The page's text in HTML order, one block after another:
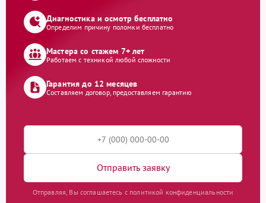
Диагностика и осмотр бесплатно
Определим причину поломки бесплатно
Мастера со стажем 7+ лет
Работаем с техникой любой сложности
Гарантия до 12 месяцев
Составляем договор, предоставляем гарантию
Отправить заявку
Отправляя, Вы соглашаетесь с политикой конфиденциальности